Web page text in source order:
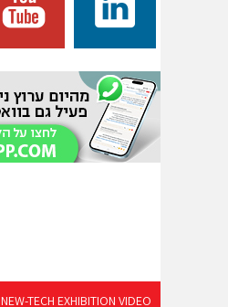
NEW-TECH EXHIBITION VIDEO